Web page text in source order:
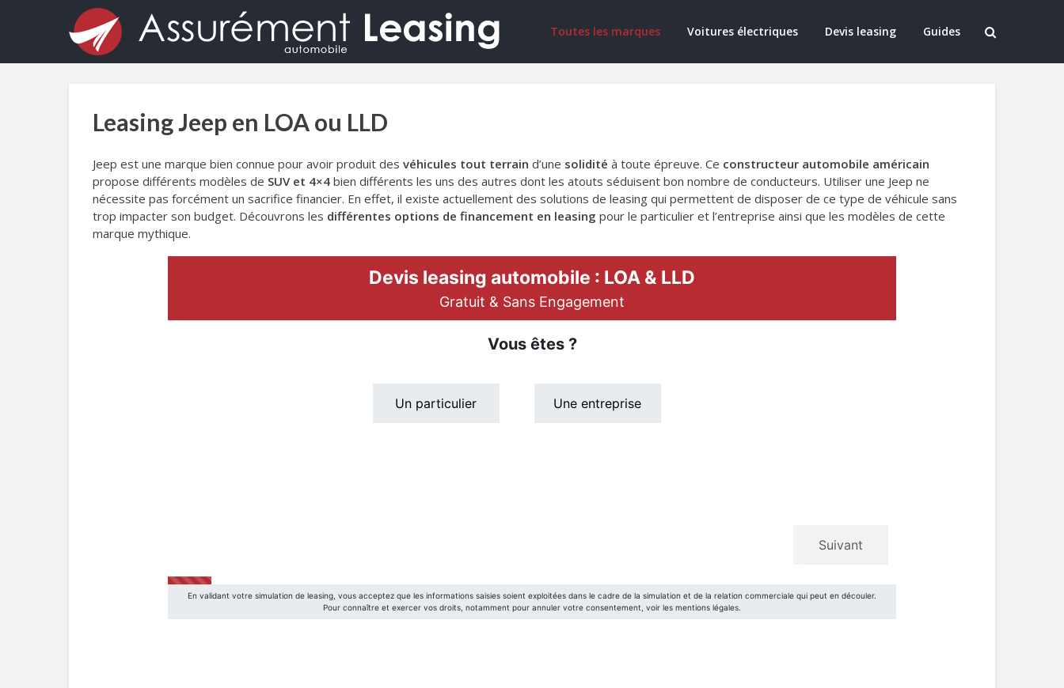
Toutes les marques Voitures électriques Devis leasing Guides
Leasing Jeep en LOA ou LLD
Jeep est une marque bien connue pour avoir produit des véhicules tout terrain d’une solidité à toute épreuve. Ce constructeur automobile américain
propose différents modèles de SUV et 4×4 bien différents les uns des autres dont les atouts séduisent bon nombre de conducteurs. Utiliser une Jeep ne
nécessite pas forcément un sacrifice financier. En effet, il existe actuellement des solutions de leasing qui permettent de disposer de ce type de véhicule sans
trop impacter son budget. Découvrons les différentes options de financement en leasing pour le particulier et l’entreprise ainsi que les modèles de cette
marque mythique.